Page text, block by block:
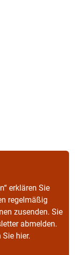
erklären Sie
regelmäßig
zusenden. Sie
abmelden.
Sie hier.